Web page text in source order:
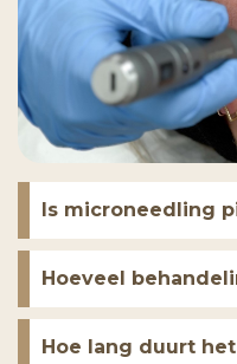
Is microneedling
Hoeveel
Hoe lang duurt